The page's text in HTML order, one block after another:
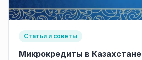
Статьи и советы
Микрокредиты в Казахстане